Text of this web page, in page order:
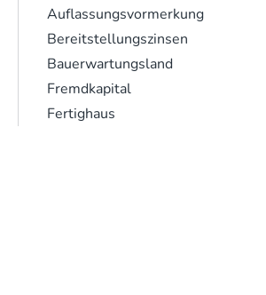
Auflassungsvormerkung
Bereitstellungszinsen
Bauerwartungsland
Fremdkapital
Fertighaus